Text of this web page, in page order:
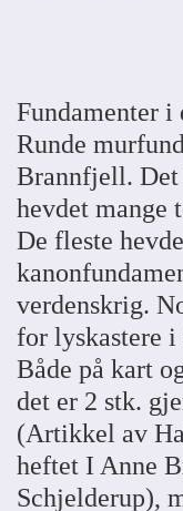
Fundamenter i
Runde
Brannfjell.
hevdet mange
De fleste
verdenskrig.
for lyskastere
Både på kart
det er 2 stk.
(Artikkel av
heftet I Anne
Schjelderup),